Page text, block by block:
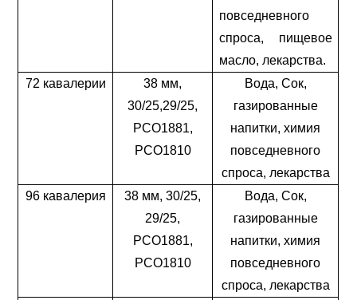
повседневного
спроса, пищевое
масло, лекарства.
72 кавалерии
38 мм,
30/25,29/25,
PCO1881,
PCO1810
Вода, Сок,
газированные
напитки, химия
повседневного
спроса, лекарства
96 кавалерия
38 мм, 30/25,
29/25,
PCO1881,
PCO1810
Вода, Сок,
газированные
напитки, химия
повседневного
спроса, лекарства